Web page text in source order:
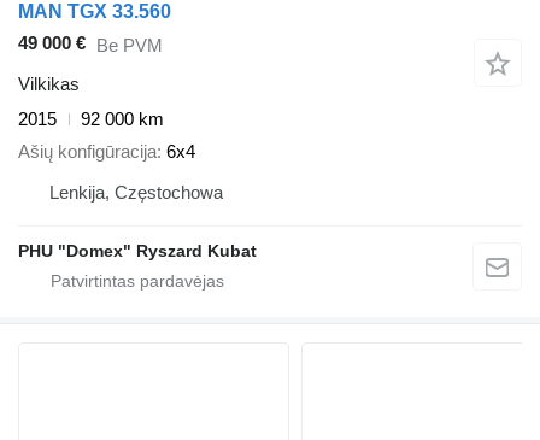
MAN TGX 33.560
49 000 € Be PVM
Vilkikas
2015
92 000 km
Ašių konfigūracija 6x4
Lenkija, Częstochowa
PHU "Domex" Ryszard Kubat